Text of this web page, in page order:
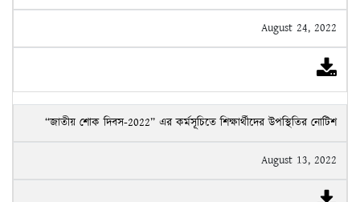
August 24, 2022
“জাতীয় শোক দিবস-2022” এর কর্মসূচিতে শিক্ষার্থীদের উপস্থিতির নোটিশ
August 13, 2022